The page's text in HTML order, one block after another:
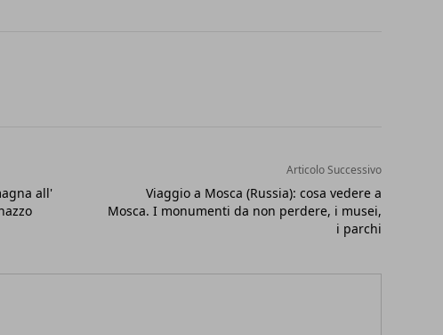
all'
Articolo Successivo
Viaggio a Mosca (Russia): cosa vedere a
Mosca. I monumenti da non perdere, i musei,
i parchi